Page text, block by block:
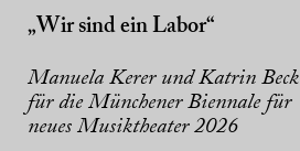
„Wir sind ein Labor“
Manuela Kerer und Katrin Beck
für die Münchener Biennale für
neues Musiktheater 2026